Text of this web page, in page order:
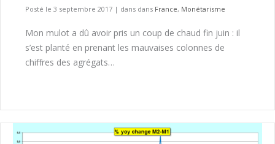
Posté le 3 septembre 2017 | dans dans France, Monétarisme
Mon mulot a dû avoir pris un coup de chaud fin juin : il
s’est planté en prenant les mauvaises colonnes de
chiffres des agrégats…